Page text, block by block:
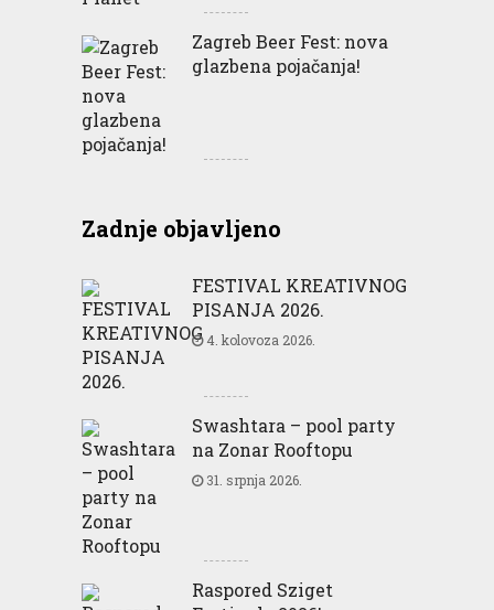
Zagreb Beer Fest: nova
glazbena pojačanja!
Zadnje objavljeno
FESTIVAL KREATIVNOG
PISANJA 2026.
4. kolovoza 2026.
Swashtara – pool party
na Zonar Rooftopu
31. srpnja 2026.
Raspored Sziget